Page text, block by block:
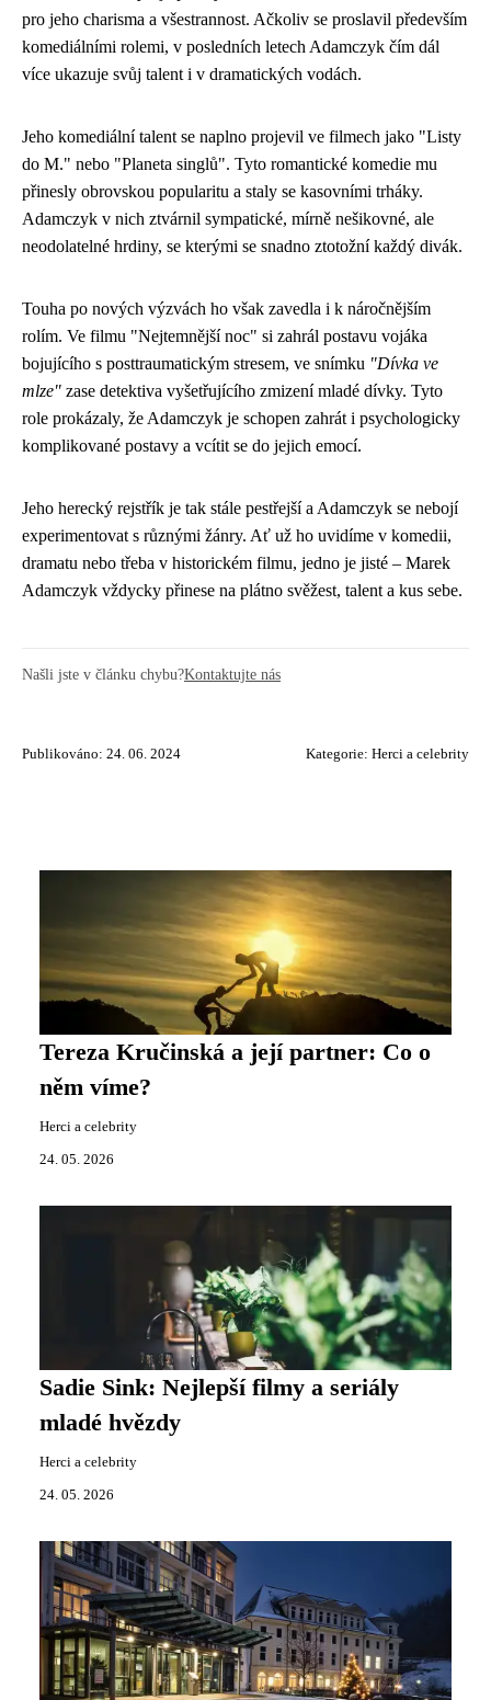
pro jeho charisma a všestrannost. Ačkoliv se proslavil především
komediálními rolemi, v posledních letech Adamczyk čím dál
více ukazuje svůj talent i v dramatických vodách.
Jeho komediální talent se naplno projevil ve filmech jako "Listy
do M." nebo "Planeta singlů". Tyto romantické komedie mu
přinesly obrovskou popularitu a staly se kasovními trháky.
Adamczyk v nich ztvárnil sympatické, mírně nešikovné, ale
neodolatelné hrdiny, se kterými se snadno ztotožní každý divák.
Touha po nových výzvách ho však zavedla i k náročnějším
rolím. Ve filmu "Nejtemnější noc" si zahrál postavu vojáka
bojujícího s posttraumatickým stresem, ve snímku "Dívka ve
mlze" zase detektiva vyšetřujícího zmizení mladé dívky. Tyto
role prokázaly, že Adamczyk je schopen zahrát i psychologicky
komplikované postavy a vcítit se do jejich emocí.
Jeho herecký rejstřík je tak stále pestřejší a Adamczyk se nebojí
experimentovat s různými žánry. Ať už ho uvidíme v komedii,
dramatu nebo třeba v historickém filmu, jedno je jisté – Marek
Adamczyk vždycky přinese na plátno svěžest, talent a kus sebe.
Našli jste v článku chybu?Kontaktujte nás
Publikováno: 24. 06. 2024 Kategorie: Herci a celebrity
Tereza Kručinská a její partner: Co o
něm víme?
Herci a celebrity
24. 05. 2026
Sadie Sink: Nejlepší filmy a seriály
mladé hvězdy
Herci a celebrity
24. 05. 2026